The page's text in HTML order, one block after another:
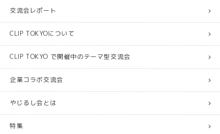
交流会レポート
CLIP TOKYOについて
CLIP TOKYO で開催中のテーマ型交流会
企業コラボ交流会
やじるし会とは
特集